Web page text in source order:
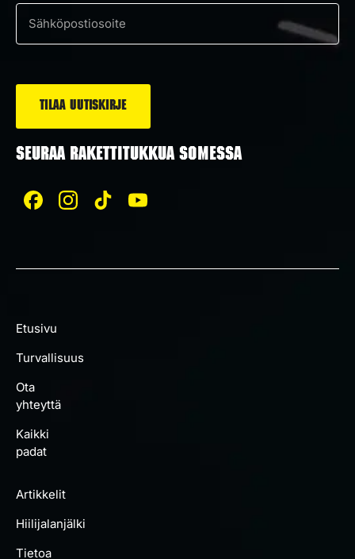
Sähköposti
SEURAA RAKETTITUKKUA SOMESSA
Etusivu
Turvallisuus
Ota
yhteyttä
Kaikki
padat
Artikkelit
Hiilijalanjälki
Tietoa